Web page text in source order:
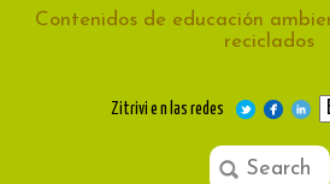
Contenidos de educación
reciclados
Zitrivi e n las redes